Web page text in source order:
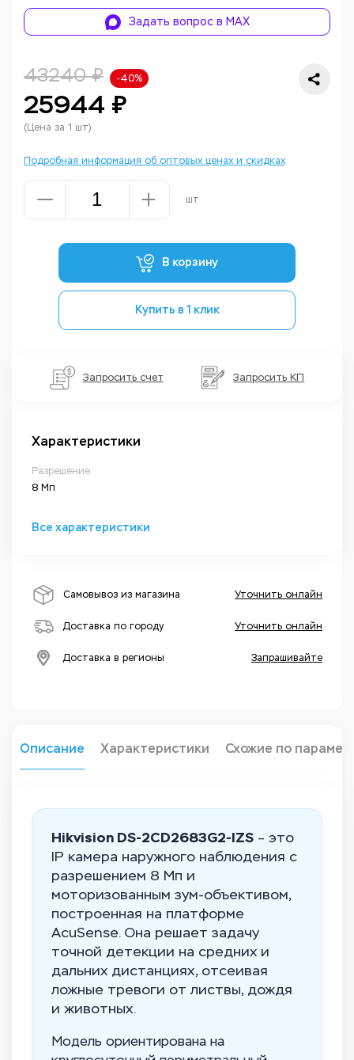
Задать вопрос в MAX
43240 ₽ -40%
25944 ₽
(Цена за 1 шт)
Подробная информация об оптовых ценах и скидках
шт
В корзину
Купить в 1 клик
Запросить счет Запросить КП
Характеристики
Разрешение
8 Мп
Все характеристики
Самовывоз из магазина Уточнить онлайн
Доставка по городу Уточнить онлайн
Доставка в регионы Запрашивайте
Описание Характеристики Схожие по
Hikvision DS-2CD2683G2-IZS – это
IP камера наружного наблюдения с
разрешением 8 Мп и
моторизованным зум-объективом,
построенная на платформе
AcuSense. Она решает задачу
точной детекции на средних и
дальних дистанциях, отсеивая
ложные тревоги от листвы, дождя
и животных.
Модель ориентирована на